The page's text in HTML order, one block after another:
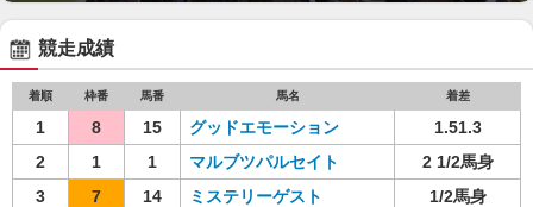
競走成績
着順 枠番 馬番 馬名 着差
1 8 15 グッドエモーション
1.51.3
2
1 1 マルブツパルセイト
2 1/2馬身
3
7 14 ミステリーゲスト
1/2馬身